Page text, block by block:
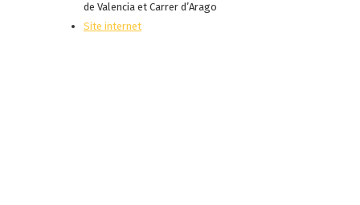
de Valencia et Carrer d’Arago
Site internet